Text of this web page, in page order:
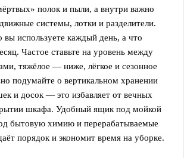
полок и пыли, а внутри важно
системы, лотки и разделители.
используете каждый день, а что
Частое ставьте на уровень между
тяжёлое — ниже, лёгкое и сезонное
подумайте о вертикальном хранении
и досок — это избавляет от вечных
шкафа. Удобный ящик под мойкой
бытовую химию и перерабатываемые
порядок и экономит время на уборке.